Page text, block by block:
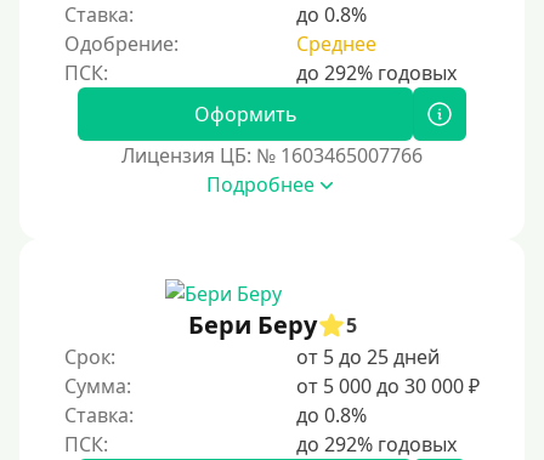
За час
Срочные
Моментальные онлайн
Экспресс
В день обращения
С 19 лет
С 20 лет
С 21 года
Ставка:
до 0.8%
Одобрение:
Среднее
Оформить
Лицензия ЦБ: № 1603465007766
Подробнее
Бери Беру
5
Срок:
от 5 до 25 дней
Сумма:
от 5 000 до 30 000 ₽
Ставка:
до 0.8%